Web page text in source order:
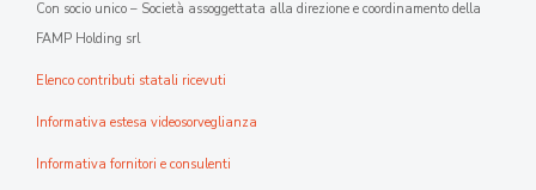
Con socio unico – Società assoggettata alla direzione e coordinamento della
FAMP Holding srl
Elenco contributi statali ricevuti
Informativa estesa videosorveglianza
Informativa fornitori e consulenti